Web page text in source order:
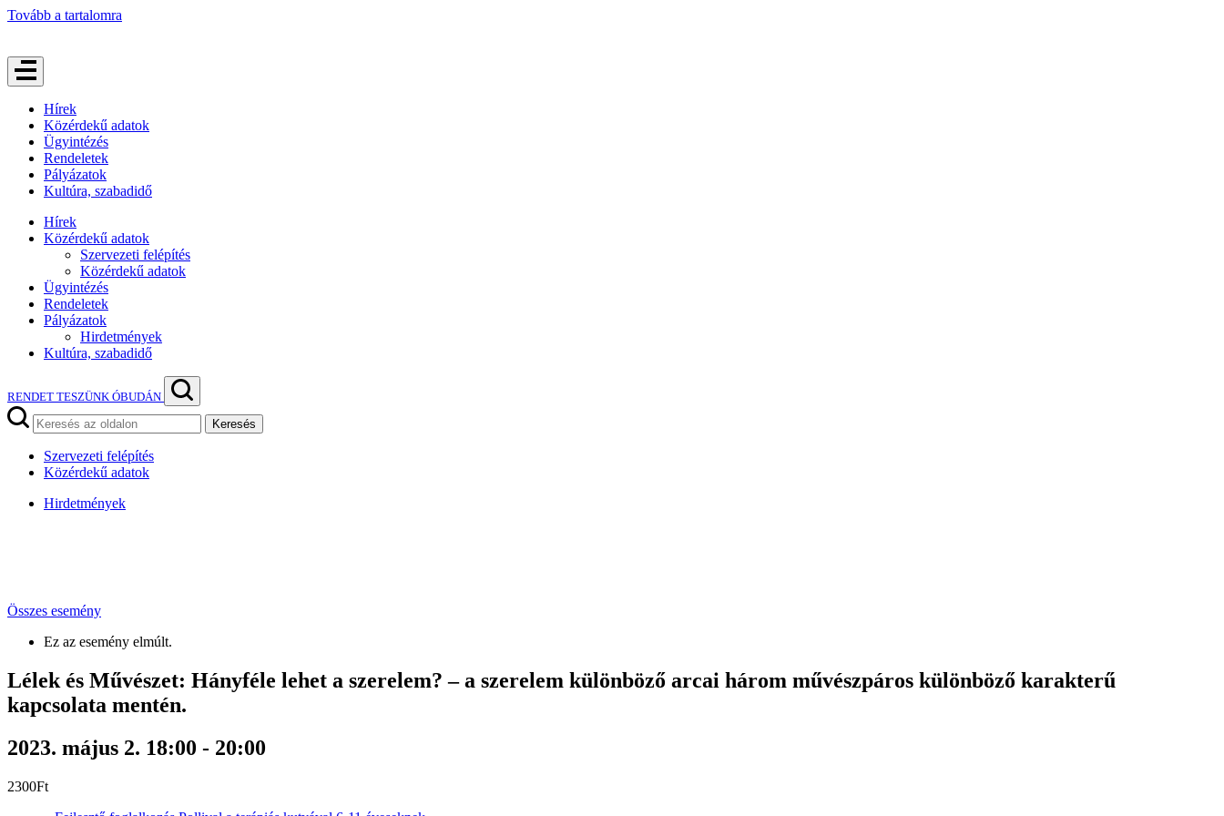
Tovább a tartalomra
Hírek
Közérdekű adatok
Ügyintézés
Rendeletek
Pályázatok
Kultúra, szabadidő
Hírek
Közérdekű adatok
Szervezeti felépítés
Közérdekű adatok
Ügyintézés
Rendeletek
Pályázatok
Hirdetmények
Kultúra, szabadidő
RENDET TESZÜNK ÓBUDÁN
Keresés
Szervezeti felépítés
Közérdekű adatok
Hirdetmények
Összes esemény
Ez az esemény elmúlt.
Lélek és Művészet: Hányféle lehet a szerelem? – a szerelem különböző arcai három művészpáros különböző karakterű
kapcsolata mentén.
2023. május 2. 18:00 - 20:00
2300Ft